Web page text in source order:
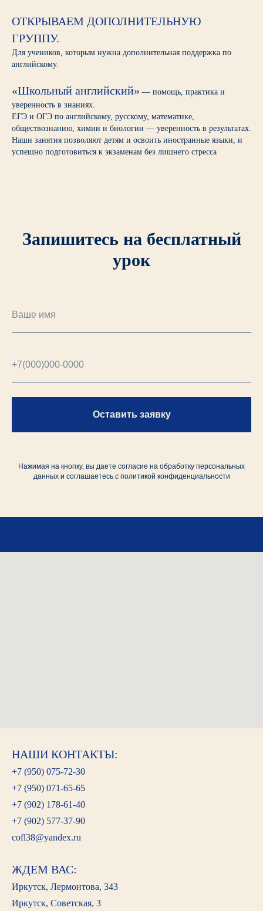
ОТКРЫВАЕМ ДОПОЛНИТЕЛЬНУЮ
ГРУППУ.
Для учеников, которым нужна дополнительная поддержка по
английскому.
«Школьный английский» — помощь, практика и
уверенность в знаниях.
ЕГЭ и ОГЭ по английскому, русскому, математике,
обществознанию, химии и биологии — уверенность в результатах.
Наши занятия позволяют детям и освоить иностранные языки, и
успешно подготовиться к экзаменам без лишнего стресса
Запишитесь на бесплатный
урок
Оставить заявку
Нажимая на кнопку, вы даете согласие на обработку персональных
данных и соглашаетесь c политикой конфиденциальности
НАШИ КОНТАКТЫ:
+7 (950) 075-72-30
+7 (950) 071-65-65
+7 (902) 178-61-40
+7 (902) 577-37-90
cofl38@yandex.ru
ЖДЕМ ВАС:
Иркутск, Лермонтова, 343
Иркутск, Советская, 3